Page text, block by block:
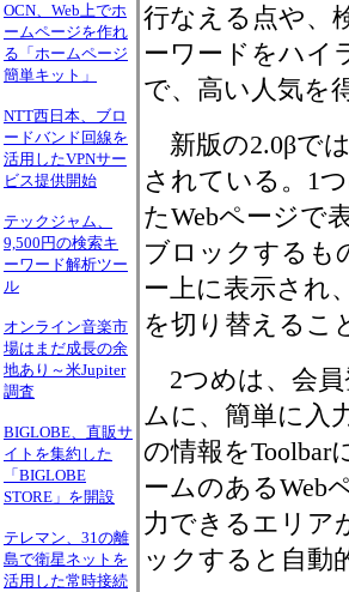
OCN、Web上でホ
ームページを作れ
る「ホームページ
簡単キット」
NTT西日本、ブロ
ードバンド回線を
活用したVPNサー
ビス提供開始
テックジャム、
9,500円の検索キ
ーワード解析ツー
ル
オンライン音楽市
場はまだ成長の余
地あり～米Jupiter
調査
BIGLOBE、直販サ
イトを集約した
「BIGLOBE
STORE」を開設
テレマン、31の離
島で衛星ネットを
活用した常時接続
行なえる点や、
ーワードをハイ
で、高い人気を
新版の2.0βで
されている。1
たWebページで
ブロックするも
ー上に表示され
を切り替えるこ
2つめは、会員
ムに、簡単に入
の情報を
ームのあるWeb
力できるエリア
ックすると自動